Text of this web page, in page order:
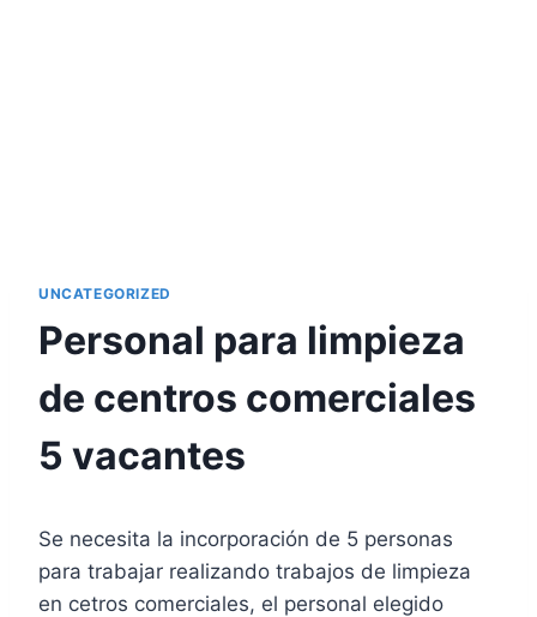
UNCATEGORIZED
Personal para limpieza
de centros comerciales
5 vacantes
Se necesita la incorporación de 5 personas
para trabajar realizando trabajos de limpieza
en cetros comerciales, el personal elegido